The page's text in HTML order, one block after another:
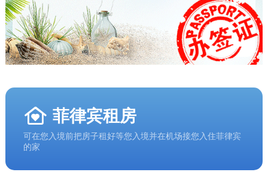
菲律宾租房
可在您入境前把房子租好等您入境并在机场接您入住菲律宾
的家